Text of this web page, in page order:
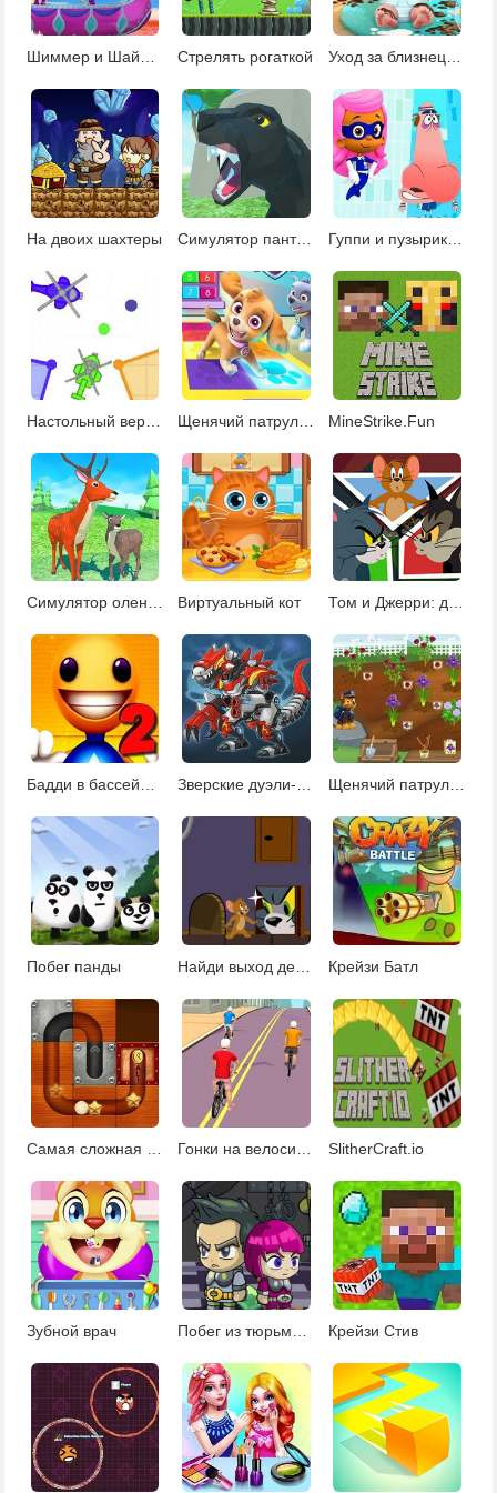
Стрелять рогаткой
На двоих шахтеры Симулятор пантеры Гуппи и пузырики: Бабл Скрабл
Настольный вертолет Щенячий патруль тяв-тяв буги MineStrike.Fun
Симулятор оленей Виртуальный кот Том и Джерри: догонялки на двоих
Бадди в бассейне 2 Зверские дуэли-драки роботов Щенячий патруль Операция спасение сада
Побег панды Найди выход детская Крейзи Батл
Самая сложная в мире головоломка Гонки на велосипедах SlitherCraft.io
Зубной врач Крейзи Стив